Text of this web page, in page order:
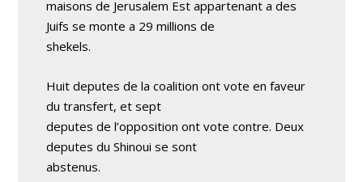
maisons de Jerusalem Est appartenant a des
Juifs se monte a 29 millions de
shekels.
Huit deputes de la coalition ont vote en faveur
du transfert, et sept
deputes de l’opposition ont vote contre. Deux
deputes du Shinoui se sont
abstenus.